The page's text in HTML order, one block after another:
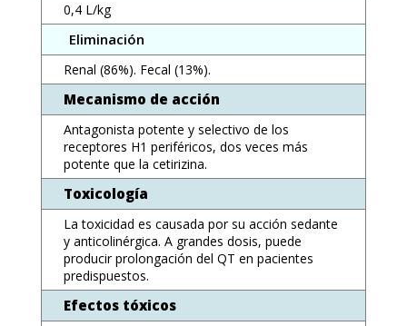
0,4 L/kg
Eliminación
Renal (86%). Fecal (13%).
Mecanismo de acción
Antagonista potente y selectivo de los
receptores H1 periféricos, dos veces más
potente que la cetirizina.
Toxicología
La toxicidad es causada por su acción sedante
y anticolinérgica. A grandes dosis, puede
producir prolongación del QT en pacientes
predispuestos.
Efectos tóxicos